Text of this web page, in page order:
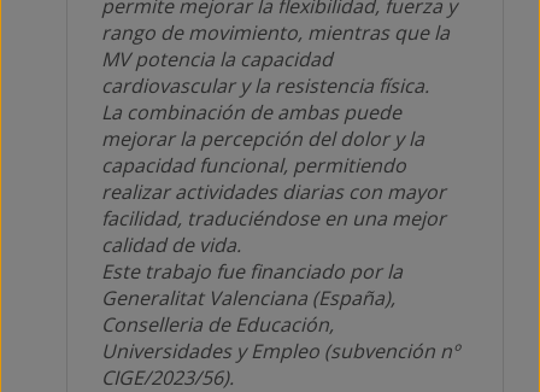
permite mejorar la flexibilidad, fuerza y
rango de movimiento, mientras que la
MV potencia la capacidad
cardiovascular y la resistencia física.
La combinación de ambas puede
mejorar la percepción del dolor y la
capacidad funcional, permitiendo
realizar actividades diarias con mayor
facilidad, traduciéndose en una mejor
calidad de vida.
Este trabajo fue financiado por la
Generalitat Valenciana (España),
Conselleria de Educación,
Universidades y Empleo (subvención nº
CIGE/2023/56).